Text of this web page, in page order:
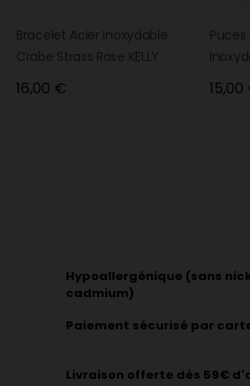
Bracelet Acier Inoxydable
Crabe Strass Rose KELLY
Prix
16,00 €
Puces
KELLY
Prix
Hypoallergénique (sans
cadmium)
Paiement sécurisé par
Livraison offerte dès 59€